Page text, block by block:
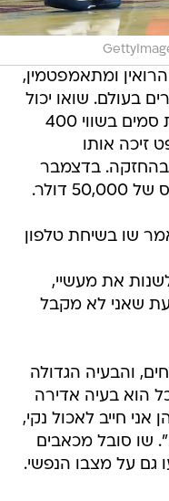
ומתאמפטמין,
בעולם. שואו יכול
היה לקבל עונש מוות על החזקת סמים בשווי 400
זיכה אותו
בדצמבר
שו בשיחת טלפון
את מעשיי,
שאני לא מקבל
והבעיה הגדולה
הוא בעיה אדירה
חייב לאכול נקי,
שו סובל מכאבים
גם על מצבו הנפשי.